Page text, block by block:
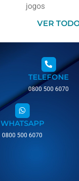
jogos
VER
TELEFONE
0800 500 6070
WHATSAPP
0800 500 6070